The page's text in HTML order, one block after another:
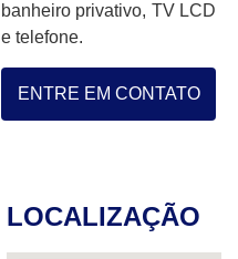
banheiro privativo, TV LCD
e telefone.
ENTRE EM CONTATO
LOCALIZAÇÃO